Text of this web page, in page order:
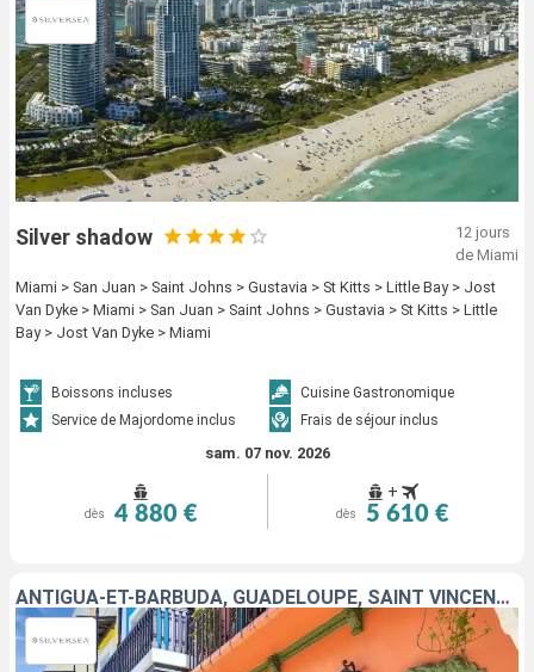
Silver shadow
12 jours
de Miami
Miami > San Juan > Saint Johns > Gustavia > St Kitts > Little Bay > Jost
Van Dyke > Miami > San Juan > Saint Johns > Gustavia > St Kitts > Little
Bay > Jost Van Dyke > Miami
Boissons incluses
Cuisine Gastronomique
Service de Majordome inclus
Frais de séjour inclus
sam. 07 nov. 2026
dès 4 880 €
+
dès 5 610 €
ANTIGUA-ET-BARBUDA, GUADELOUPE, SAINT VINCENT-ET-LES-GRENADINES, SAINT-THOMAS, PORTO RICO